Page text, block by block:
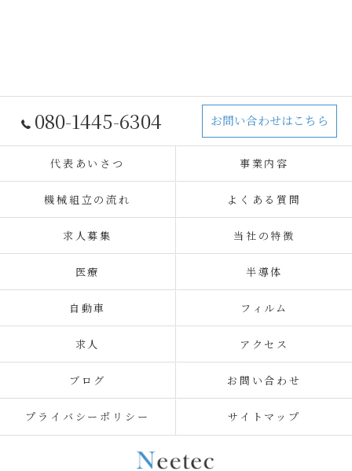
080-1445-6304 お問い合わせはこちら
代表あいさつ 事業内容
機械組立の流れ よくある質問
求人募集 当社の特徴
医療 半導体
自動車 フィルム
求人 アクセス
ブログ お問い合わせ
プライバシーポリシー サイトマップ